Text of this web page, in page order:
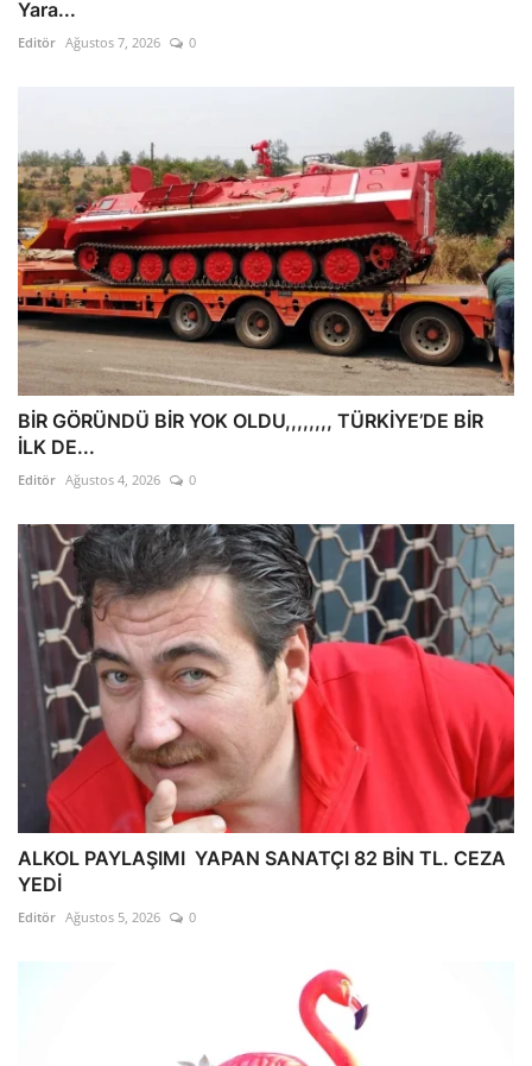
Yara...
Editör Ağustos 7, 2026 0
BİR GÖRÜNDÜ BİR YOK OLDU,,,,,,,, TÜRKİYE’DE BİR
İLK DE...
Editör Ağustos 4, 2026 0
ALKOL PAYLAŞIMI YAPAN SANATÇI 82 BİN TL. CEZA
YEDİ
Editör Ağustos 5, 2026 0